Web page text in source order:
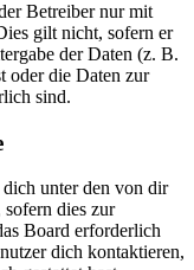
Betreiber nur mit
gilt nicht, sofern er
der Daten (z. B.
oder die Daten zur
sind.
dich unter den von dir
dies zur
Board erforderlich
dich kontaktieren,